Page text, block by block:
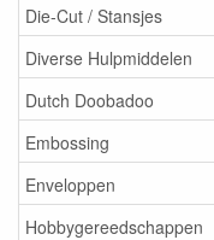
Die-Cut / Stansjes
Diverse Hulpmiddelen
Dutch Doobadoo
Embossing
Enveloppen
Hobbygereedschappen